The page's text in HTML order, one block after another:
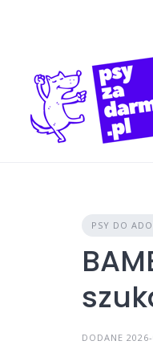
PSY DO
DODANE